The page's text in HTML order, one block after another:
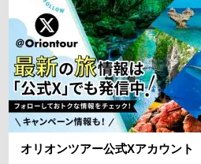
オリオンツアー公式Xアカウント